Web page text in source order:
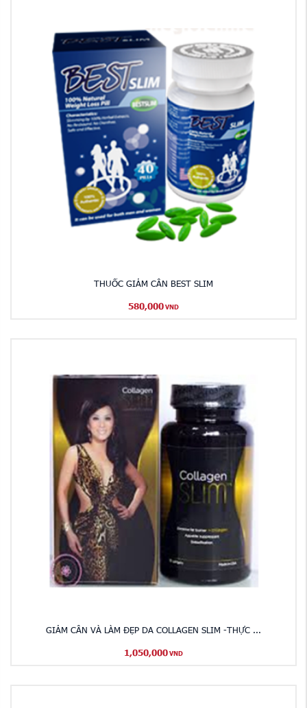
THUỐC GIẢM CÂN BEST SLIM
580,000 VND
GIẢM CÂN VÀ LÀM ĐẸP DA COLLAGEN SLIM -THỰC ...
1,050,000 VND